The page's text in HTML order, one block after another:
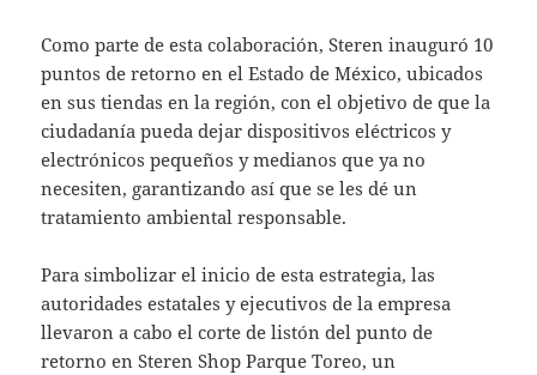
Como parte de esta colaboración, Steren inauguró 10
puntos de retorno en el Estado de México, ubicados
en sus tiendas en la región, con el objetivo de que la
ciudadanía pueda dejar dispositivos eléctricos y
electrónicos pequeños y medianos que ya no
necesiten, garantizando así que se les dé un
tratamiento ambiental responsable.
Para simbolizar el inicio de esta estrategia, las
autoridades estatales y ejecutivos de la empresa
llevaron a cabo el corte de listón del punto de
retorno en Steren Shop Parque Toreo, un